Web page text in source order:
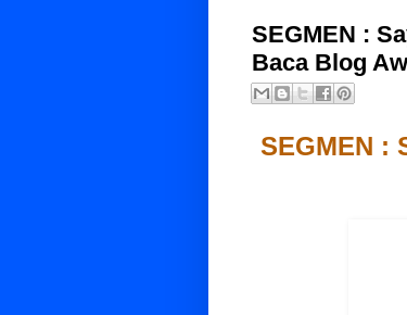
SEGMEN :
Baca Blog
SEGMEN :